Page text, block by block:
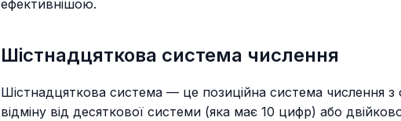
ефективнішою.
Шістнадцяткова система числення
Шістнадцяткова система — це позиційна система числення
відміну від десяткової системи (яка має 10 цифр) або